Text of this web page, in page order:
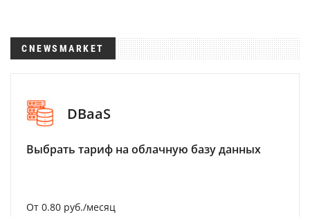
CNEWSMARKET
DBaaS
Выбрать тариф на облачную базу данных
От 0.80 руб./месяц